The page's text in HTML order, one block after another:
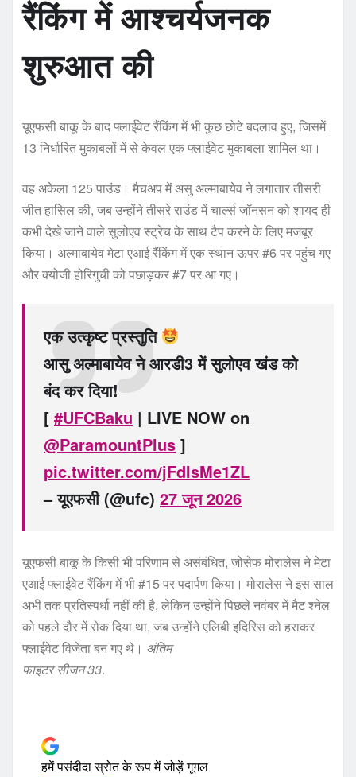
रैंकिंग में आश्चर्यजनक
शुरुआत की
यूएफसी बाकू के बाद फ्लाईवेट रैंकिंग में भी कुछ छोटे बदलाव हुए, जिसमें
13 निर्धारित मुकाबलों में से केवल एक फ्लाईवेट मुकाबला शामिल था।
वह अकेला 125 पाउंड। मैचअप में असु अल्माबायेव ने लगातार तीसरी
जीत हासिल की, जब उन्होंने तीसरे राउंड में चार्ल्स जॉनसन को शायद ही
कभी देखे जाने वाले सुलोएव स्ट्रेच के साथ टैप करने के लिए मजबूर
किया। अल्माबायेव मेटा एआई रैंकिंग में एक स्थान ऊपर #6 पर पहुंच गए
और क्योजी होरिगुची को पछाड़कर #7 पर आ गए।
एक उत्कृष्ट प्रस्तुति
आसु अल्माबायेव ने आरडी3 में सुलोएव खंड को
बंद कर दिया!
[ #UFCBaku | LIVE NOW on
@ParamountPlus ]
pic.twitter.com/jFdIsMe1ZL
– यूएफसी (@ufc) 27 जून 2026
यूएफसी बाकू के किसी भी परिणाम से असंबंधित, जोसेफ मोरालेस ने मेटा
एआई फ्लाईवेट रैंकिंग में भी #15 पर पदार्पण किया। मोरालेस ने इस साल
अभी तक प्रतिस्पर्धा नहीं की है, लेकिन उन्होंने पिछले नवंबर में मैट श्नेल
को पहले दौर में रोक दिया था, जब उन्होंने एलिबी इदिरिस को हराकर
फ्लाईवेट विजेता बन गए थे। अंतिम
फाइटर सीजन 33.
हमें पसंदीदा स्रोत के रूप में जोड़ेंगूगल